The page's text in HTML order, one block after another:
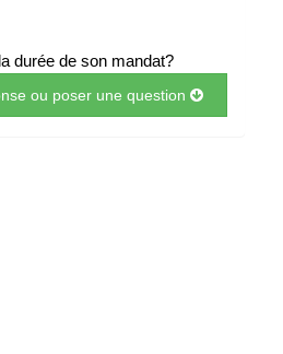
durée de son mandat?
ou poser une question